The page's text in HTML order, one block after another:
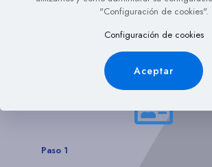
nuestros
Puedes darte de alta y acceder a nuestra
Paso 1
"Configuración de cookies".
Configuración de cookies
Aceptar